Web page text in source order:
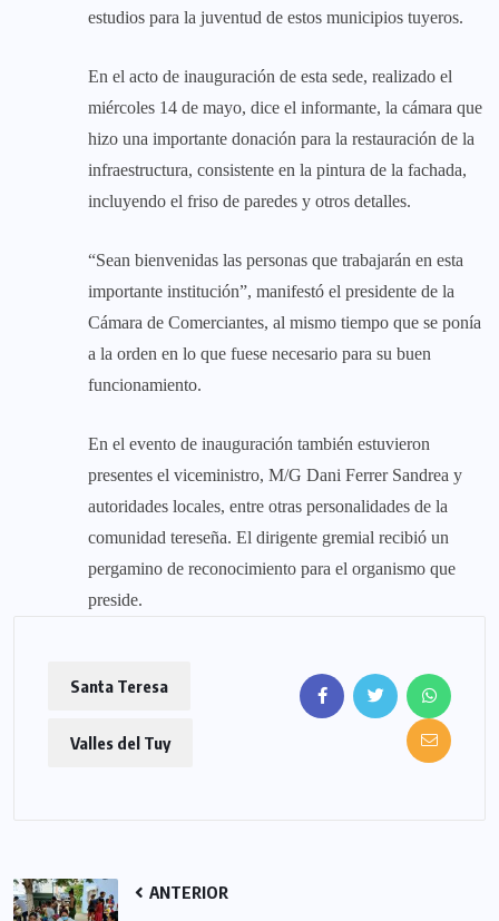
estudios para la juventud de estos municipios tuyeros.
En el acto de inauguración de esta sede, realizado el
miércoles 14 de mayo, dice el informante, la cámara que
hizo una importante donación para la restauración de la
infraestructura, consistente en la pintura de la fachada,
incluyendo el friso de paredes y otros detalles.
“Sean bienvenidas las personas que trabajarán en esta
importante institución”, manifestó el presidente de la
Cámara de Comerciantes, al mismo tiempo que se ponía
a la orden en lo que fuese necesario para su buen
funcionamiento.
En el evento de inauguración también estuvieron
presentes el viceministro, M/G Dani Ferrer Sandrea y
autoridades locales, entre otras personalidades de la
comunidad tereseña. El dirigente gremial recibió un
pergamino de reconocimiento para el organismo que
preside.
Santa Teresa
Valles del Tuy
ANTERIOR